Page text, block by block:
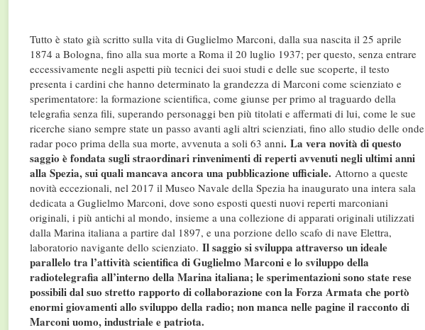
Tutto è stato già scritto sulla vita di Guglielmo Marconi, dalla sua nascita il 25 aprile
1874 a Bologna, fino alla sua morte a Roma il 20 luglio 1937; per questo, senza entrare
eccessivamente negli aspetti più tecnici dei suoi studi e delle sue scoperte, il testo
presenta i cardini che hanno determinato la grandezza di Marconi come scienziato e
sperimentatore: la formazione scientifica, come giunse per primo al traguardo della
telegrafia senza fili, superando personaggi ben più titolati e affermati di lui, come le sue
ricerche siano sempre state un passo avanti agli altri scienziati, fino allo studio delle onde
radar poco prima della sua morte, avvenuta a soli 63 anni. La vera novità di questo
saggio è fondata sugli straordinari rinvenimenti di reperti avvenuti negli ultimi anni
alla Spezia, sui quali mancava ancora una pubblicazione ufficiale. Attorno a queste
novità eccezionali, nel 2017 il Museo Navale della Spezia ha inaugurato una intera sala
dedicata a Guglielmo Marconi, dove sono esposti questi nuovi reperti marconiani
originali, i più antichi al mondo, insieme a una collezione di apparati originali utilizzati
dalla Marina italiana a partire dal 1897, e una porzione dello scafo di nave Elettra,
laboratorio navigante dello scienziato. Il saggio si sviluppa attraverso un ideale
parallelo tra l’attività scientifica di Guglielmo Marconi e lo sviluppo della
radiotelegrafia all’interno della Marina italiana; le sperimentazioni sono state rese
possibili dal suo stretto rapporto di collaborazione con la Forza Armata che portò
enormi giovamenti allo sviluppo della radio; non manca nelle pagine il racconto di
Marconi uomo, industriale e patriota.